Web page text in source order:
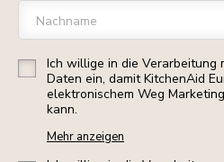
Nachname
Ich willige in die Verarbeitung
Daten ein, damit KitchenAid
elektronischem Weg
kann.
Mehr anzeigen